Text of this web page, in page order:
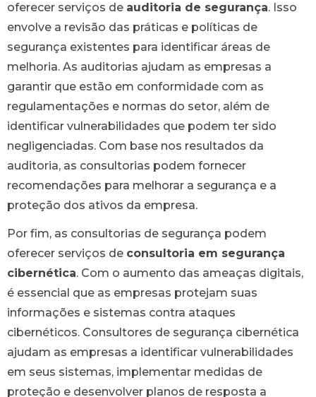
oferecer serviços de auditoria de segurança. Isso
envolve a revisão das práticas e políticas de
segurança existentes para identificar áreas de
melhoria. As auditorias ajudam as empresas a
garantir que estão em conformidade com as
regulamentações e normas do setor, além de
identificar vulnerabilidades que podem ter sido
negligenciadas. Com base nos resultados da
auditoria, as consultorias podem fornecer
recomendações para melhorar a segurança e a
proteção dos ativos da empresa.
Por fim, as consultorias de segurança podem
oferecer serviços de consultoria em segurança
cibernética. Com o aumento das ameaças digitais,
é essencial que as empresas protejam suas
informações e sistemas contra ataques
cibernéticos. Consultores de segurança cibernética
ajudam as empresas a identificar vulnerabilidades
em seus sistemas, implementar medidas de
proteção e desenvolver planos de resposta a